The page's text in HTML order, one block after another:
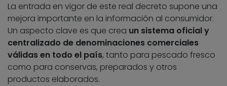
La entrada en vigor de este real decreto supone una
mejora importante en la información al consumidor.
Un aspecto clave es que crea un sistema oficial y
centralizado de denominaciones comerciales
válidas en todo el país, tanto para pescado fresco
como para conservas, preparados y otros
productos elaborados.